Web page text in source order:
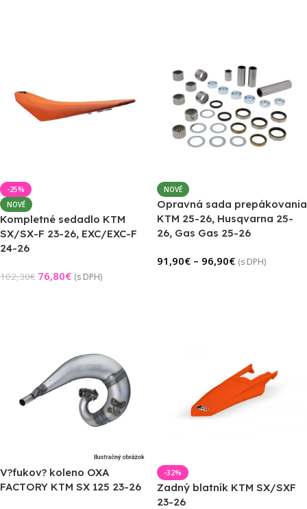
-25%
NOVÉ
Kompletné sedadlo KTM
SX/SX-F 23-26, EXC/EXC-F
24-26
102,30€ 76,80€ (s DPH)
NOVÉ
Opravná sada prepákovania
KTM 25-26, Husqvarna 25-
26, Gas Gas 25-26
91,90€ – 96,90€ (s DPH)
V?fukov? koleno OXA
FACTORY KTM SX 125 23-26
-32%
Zadný blatník KTM SX/SXF
23-26